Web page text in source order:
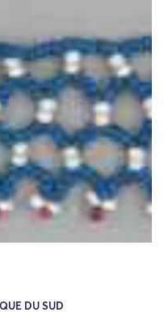
DU SUD